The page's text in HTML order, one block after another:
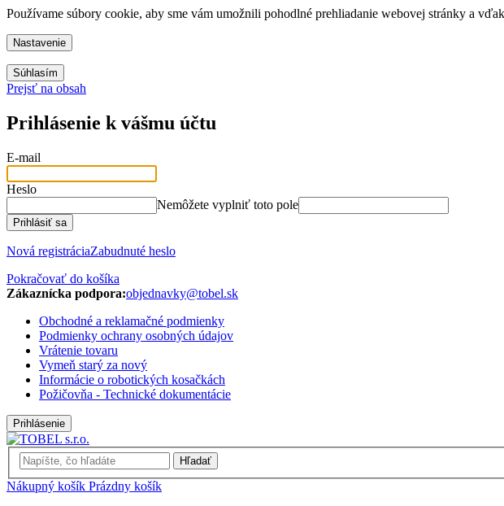
Používame súbory cookie, aby sme vám umožnili pohodlné prehliadanie webovej stránky a
Nastavenie
Súhlasím
Prejsť na obsah
Prihlásenie k vášmu účtu
E-mail
Heslo
Nemôžete vyplniť toto pole
Prihlásiť sa
Nová registráciaZabudnuté heslo
Pokračovať do košíka
Zákaznícka podpora:objednavky@tobel.sk
Obchodné a reklamačné podmienky
Podmienky ochrany osobných údajov
Vrátenie tovaru
Vymeň starý za nový
Informácie o robotických kosačkách
Požičovňa - Technické dokumentácie
Prihlásenie
Hľadať
Nákupný košík Prázdny košík